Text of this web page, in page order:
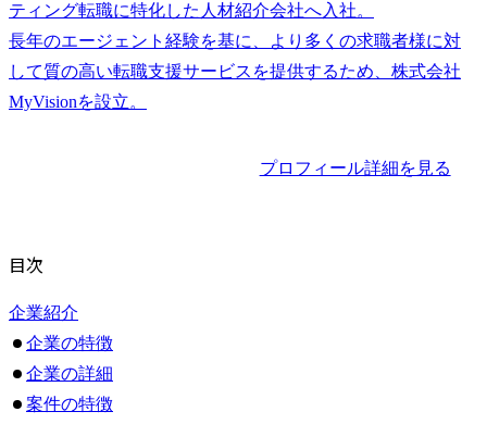
ティング転職に特化した人材紹介会社へ入社。
長年のエージェント経験を基に、より多くの求職者様に対
して質の高い転職支援サービスを提供するため、株式会社
プロフィール詳細を見る
目次
企業紹介
企業の特徴
企業の詳細
案件の特徴